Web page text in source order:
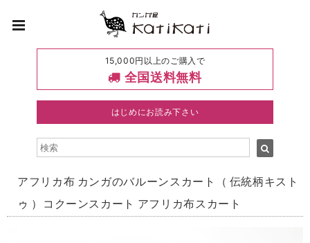
15,000円以上のご購入で
全国送料無料
はじめにお読み下さい
アフリカ布 カンガのバルーンスカート（ 伝統柄キスト
ゥ ）コクーンスカート アフリカ布スカート